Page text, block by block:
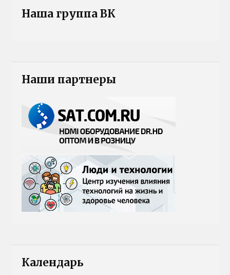
Наша группа ВК
Наши партнеры
Календарь